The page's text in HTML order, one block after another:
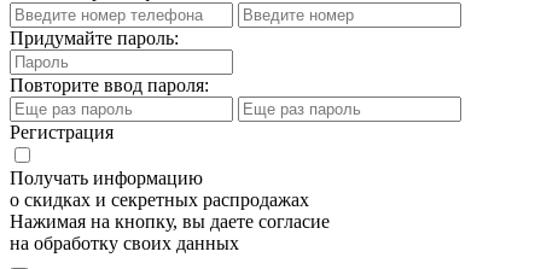
Придумайте пароль:
Повторите ввод пароля:
Регистрация
Получать информацию
о скидках и секретных распродажах
Нажимая на кнопку, вы даете согласие
на обработку своих данных